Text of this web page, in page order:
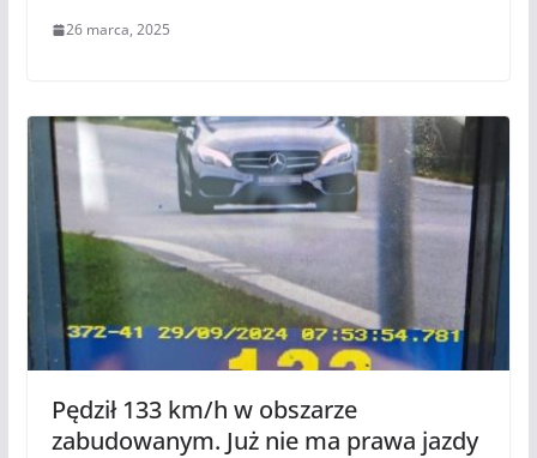
26 marca, 2025
Pędził 133 km/h w obszarze
zabudowanym. Już nie ma prawa jazdy